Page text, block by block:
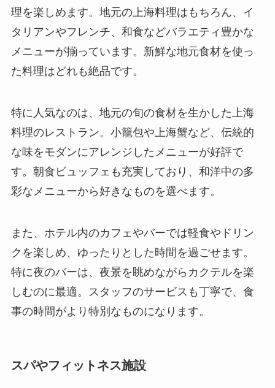
理を楽しめます。地元の上海料理はもちろん、イ
タリアンやフレンチ、和食などバラエティ豊かな
メニューが揃っています。新鮮な地元食材を使っ
た料理はどれも絶品です。
特に人気なのは、地元の旬の食材を生かした上海
料理のレストラン。小籠包や上海蟹など、伝統的
な味をモダンにアレンジしたメニューが好評で
す。朝食ビュッフェも充実しており、和洋中の多
彩なメニューから好きなものを選べます。
また、ホテル内のカフェやバーでは軽食やドリン
クを楽しめ、ゆったりとした時間を過ごせます。
特に夜のバーは、夜景を眺めながらカクテルを楽
しむのに最適。スタッフのサービスも丁寧で、食
事の時間がより特別なものになります。
スパやフィットネス施設